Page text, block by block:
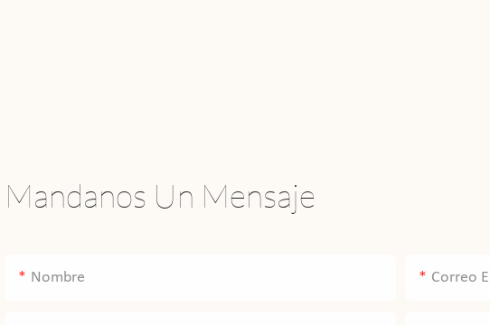
Mandanos Un Mensaje
Nombre Correo